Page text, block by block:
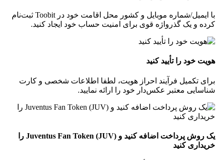
با ایمیل/شماره موبایل و کشور محل اقامت خود در Toobit ثبت‌نام
کرده و یک گذرواژه قوی برای امنیت حساب خود ایجاد کنید.
هویت خود را تأیید کنید
برای تکمیل فرآیند احراز هویت، لطفا اطلاعات شخصی و کارت
شناسایی معتبر عکس‌دار خود را ارائه نمایید.
یک روش پرداخت اضافه کنید و Juventus Fan Token (JUV) را
خریداری کنید